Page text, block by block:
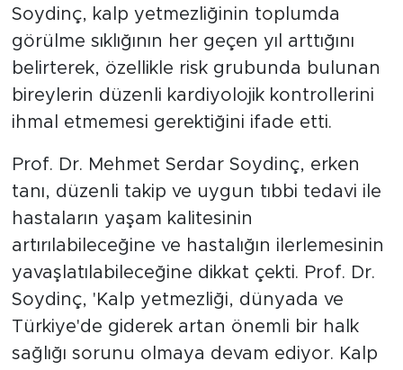
Soydinç, kalp yetmezliğinin toplumda
görülme sıklığının her geçen yıl arttığını
belirterek, özellikle risk grubunda bulunan
bireylerin düzenli kardiyolojik kontrollerini
ihmal etmemesi gerektiğini ifade etti.
Prof. Dr. Mehmet Serdar Soydinç, erken
tanı, düzenli takip ve uygun tıbbi tedavi ile
hastaların yaşam kalitesinin
artırılabileceğine ve hastalığın ilerlemesinin
yavaşlatılabileceğine dikkat çekti. Prof. Dr.
Soydinç, 'Kalp yetmezliği, dünyada ve
Türkiye'de giderek artan önemli bir halk
sağlığı sorunu olmaya devam ediyor. Kalp